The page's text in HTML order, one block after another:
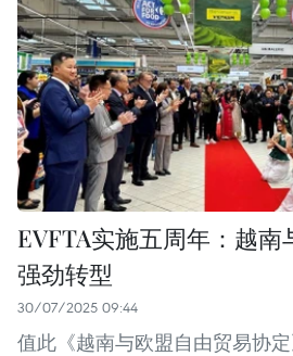
EVFTA实施五周年：越南
强劲转型
30/07/2025 09:44
值此《越南与欧盟自由贸易协定